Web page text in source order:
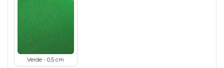
Verde - 0,5 cm